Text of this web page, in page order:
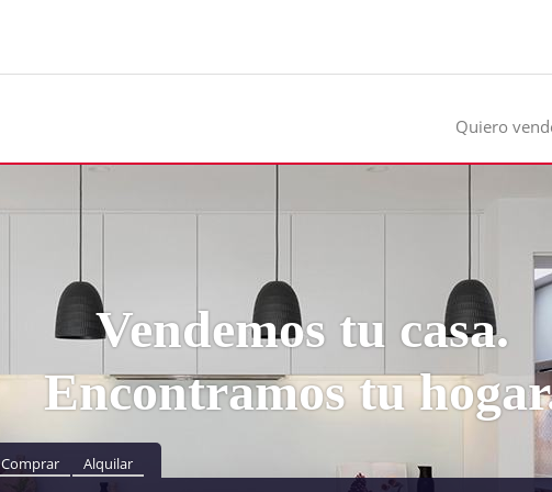
Quiero
Vendemos tu casa.
Encontramos tu
Comprar Alquilar